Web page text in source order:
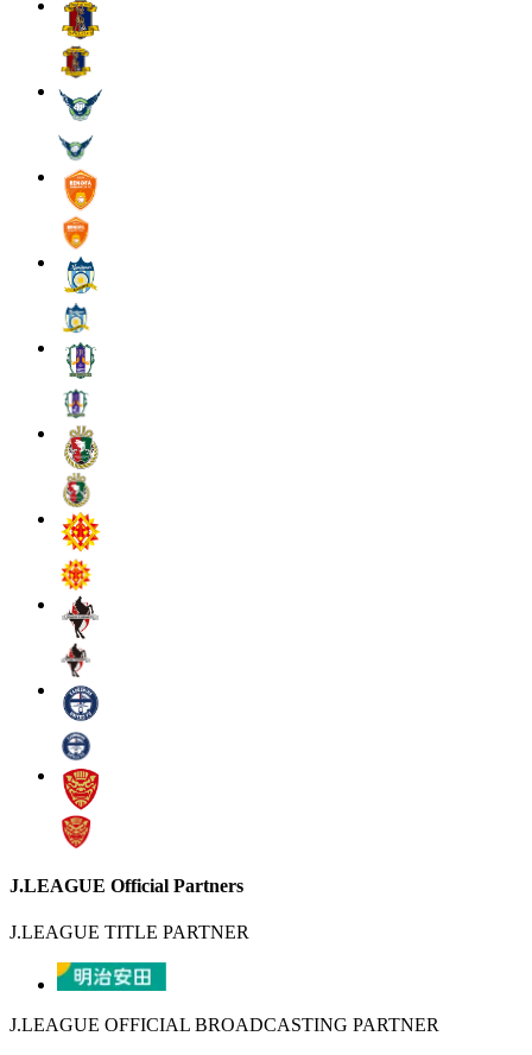
J.LEAGUE Official Partners
J.LEAGUE TITLE PARTNER
J.LEAGUE OFFICIAL BROADCASTING PARTNER